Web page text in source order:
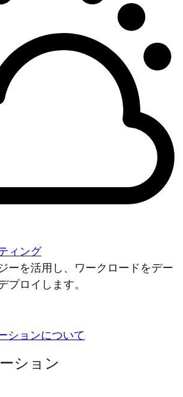
ィング
ーを活用し、ワークロードをデー
プロイします。
ションについて
ション